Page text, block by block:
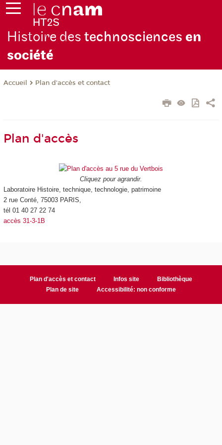
Histoire des technosciences en
société
Accueil Plan d'accès et contact
Plan d'accès
Cliquez pour agrandir.
Laboratoire Histoire, technique, technologie, patrimoine
2 rue Conté, 75003 PARIS,
tél 01 40 27 22 74
accès 31-3-1B
Plan d'accès et contact Infos site
Bibliothèque
Plan de site
Accessibilité: non conforme